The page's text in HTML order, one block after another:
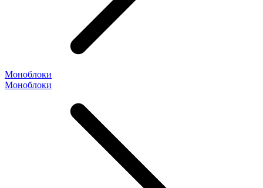
Моноблоки
Моноблоки